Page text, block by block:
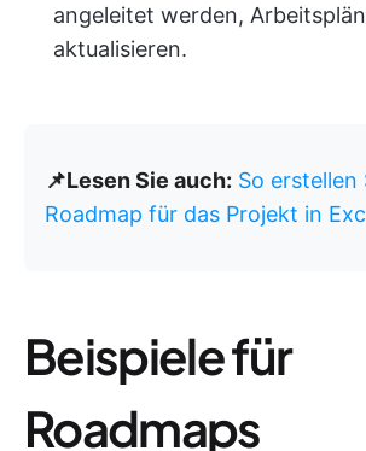
angeleitet werden,
aktualisieren.
📌Lesen Sie auch: So erstellen
Roadmap für das Projekt in
Beispiele für
Roadmaps